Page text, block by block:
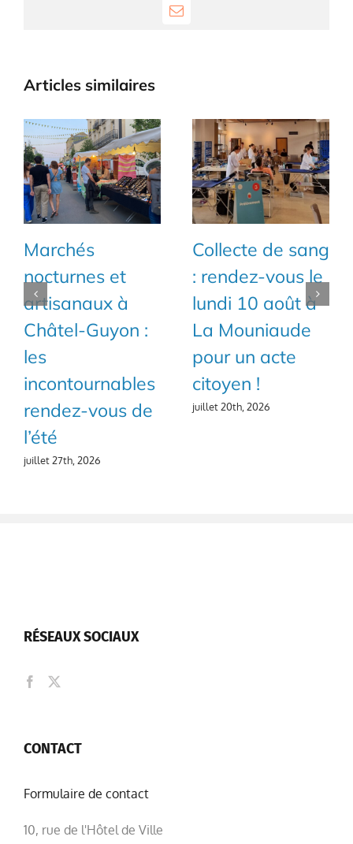
Email
Articles similaires
de sang
vous le
10 août à
Mouniaude
un acte
!
20th, 2026
Géologix revient
pour son 70ème
salon des
minéraux à
Châtel-Guyon !
juillet 19th, 2026
La
Formulaire de contact